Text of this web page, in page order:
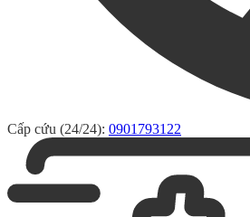
Cấp cứu (24/24): 0901793122